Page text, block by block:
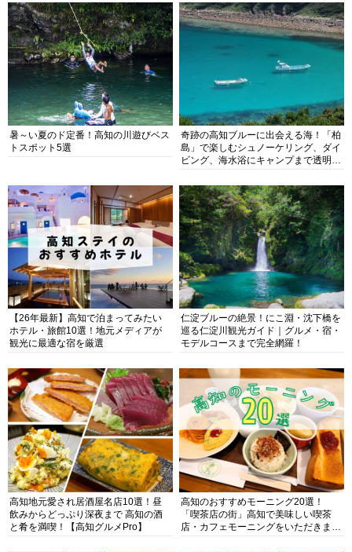
暑～い夏のド定番！高知の川遊びベス
トスポット5選
奇跡の高知ブルーに出会える海！「柏
島」で楽しむシュノーケリング、ダイ
ビング、海水浴にキャンプまで透明度
【26年最新】高知で泊まってみたい
ホテル・旅館10選！地元メディアが
観光に最適な宿を厳選
仁淀ブルーの絶景！にこ淵・沈下橋を
巡る仁淀川観光ガイド｜グルメ・宿・
モデルコースまで完全網羅！
高知地元愛され居酒屋名店10選！昼
飲みからどっぷり深夜まで 高知の酒
と肴を満喫！【高知グルメPro】
高知のおすすめモーニング20選！
「喫茶店の街」高知で美味しい喫茶
店・カフェモーニングをいただきま